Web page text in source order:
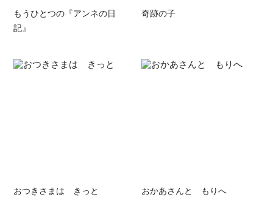
もうひとつの『アンネの日
記』
奇跡の子
おつきさまは きっと おかあさんと もりへ